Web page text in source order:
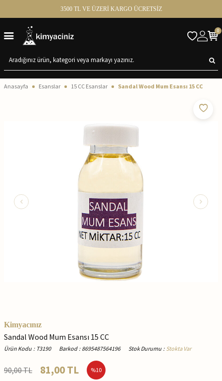
3500 TL VE ÜZERİ KARGO ÜCRETSİZ
0
Anasayfa Esanslar 15 CC Esanslar Sandal Wood Mum Esansı 15 CC
Kimyacınız
Sandal Wood Mum Esansı 15 CC
Ürün Kodu : T3190 Barkod : 8695487564196 Stok Durumu : Stokta Var
90,00TL 81,00TL %10